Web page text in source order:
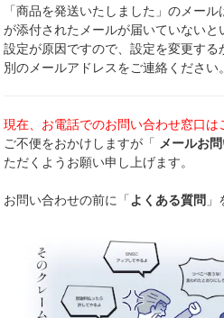
「商品を発送いたしました」のメー
が添付されたメールが届いていない
設定が原因ですので、設定を変更す
別のメールアドレスをご連絡ください
現在、お電話でのお問い合わせ窓口は
ご不便をおかけしますが「 メールお
ただくようお願い申し上げます。
お問い合わせの前に「 よくある質問